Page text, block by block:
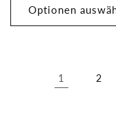
Optionen
1 2